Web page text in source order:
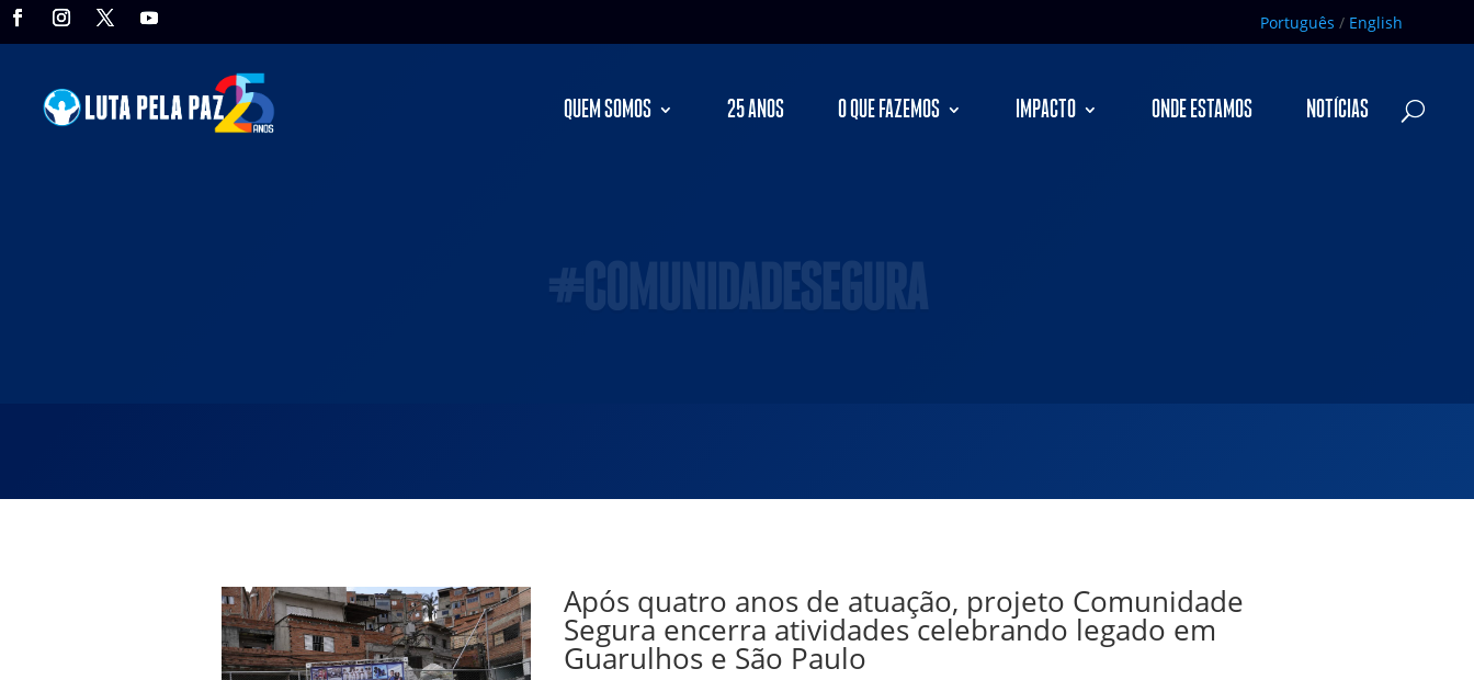
Português / English
QUEM SOMOS 25 ANOS O QUE FAZEMOS IMPACTO ONDE ESTAMOS NOTÍCIAS
Após quatro anos de atuação, projeto Comunidade
Segura encerra atividades celebrando legado em
Guarulhos e São Paulo